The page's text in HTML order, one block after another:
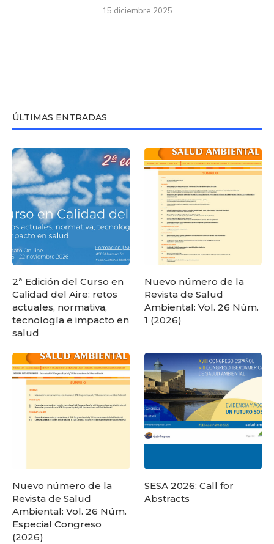
15 diciembre 2025
ÚLTIMAS ENTRADAS
2ª Edición del Curso en
Calidad del Aire: retos
actuales, normativa,
tecnología e impacto en
salud
Nuevo número de la
Revista de Salud
Ambiental: Vol. 26 Núm.
1 (2026)
Nuevo número de la
Revista de Salud
Ambiental: Vol. 26 Núm.
Especial Congreso
(2026)
SESA 2026: Call for
Abstracts